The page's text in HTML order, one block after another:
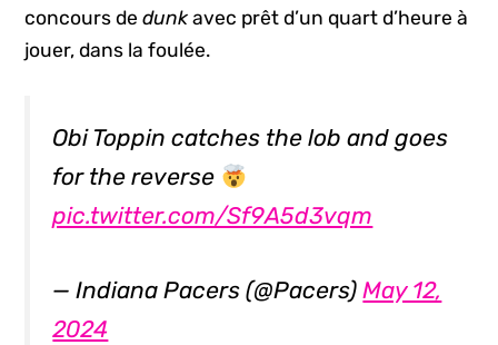
concours dedunkavec prêt d’un quart d’heure à
jouer, dans la foulée.
Obi Toppin catches the lob and goes
for the reverse
pic.twitter.com/Sf9A5d3vqm
— Indiana Pacers (@Pacers)May 12,
2024